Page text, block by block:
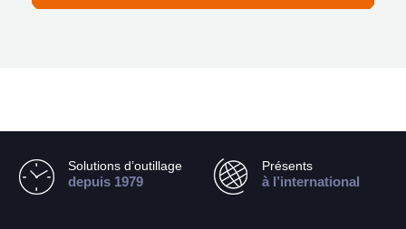
Solutions d’outillage
depuis 1979
Présents
à l’international